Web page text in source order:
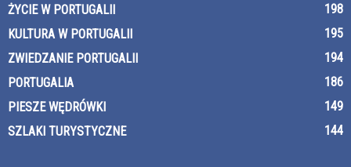
ŻYCIE W PORTUGALII
198
KULTURA W PORTUGALII
195
ZWIEDZANIE PORTUGALII
194
PORTUGALIA
186
PIESZE WĘDRÓWKI
149
SZLAKI TURYSTYCZNE
144